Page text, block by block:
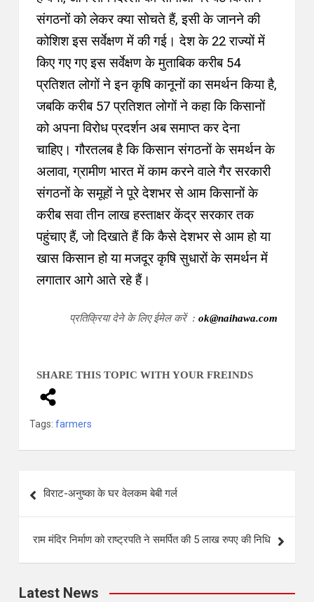
संगठनों को लेकर क्या सोचते हैं, इसी के जानने की
कोशिश इस सर्वेक्षण में की गई। देश के 22 राज्यों में
किए गए गए इस सर्वेक्षण के मुताबिक करीब 54
प्रतिशत लोगों ने इन कृषि कानूनों का समर्थन किया है,
जबकि करीब 57 प्रतिशत लोगों ने कहा कि किसानों
को अपना विरोध प्रदर्शन अब समाप्त कर देना
चाहिए। गौरतलब है कि किसान संगठनों के समर्थन के
अलावा, ग्रामीण भारत में काम करने वाले गैर सरकारी
संगठनों के समूहों ने पूरे देशभर से आम किसानों के
करीब सवा तीन लाख हस्ताक्षर केंद्र सरकार तक
पहुंचाए हैं, जो दिखाते हैं कि कैसे देशभर से आम हो या
खास किसान हो या मजदूर कृषि सुधारों के समर्थन में
लगातार आगे आते रहे हैं।
प्रतिक्रिया देने के लिए ईमेल करें : ok@naihawa.com
SHARE THIS TOPIC WITH YOUR FREINDS
Tags: farmers
विराट-अनुष्का के घर वेलकम बेबी गर्ल
राम मंदिर निर्माण को राष्ट्रपति ने समर्पित की 5 लाख रुपए की निधि
Latest News